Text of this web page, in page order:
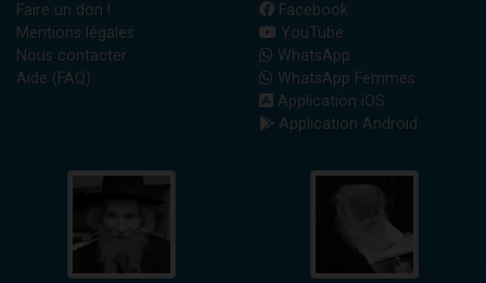
Faire un don !
Mentions légales
Nous contacter
Aide (FAQ)
Facebook
YouTube
WhatsApp
WhatsApp Femmes
Application iOS
Application Android